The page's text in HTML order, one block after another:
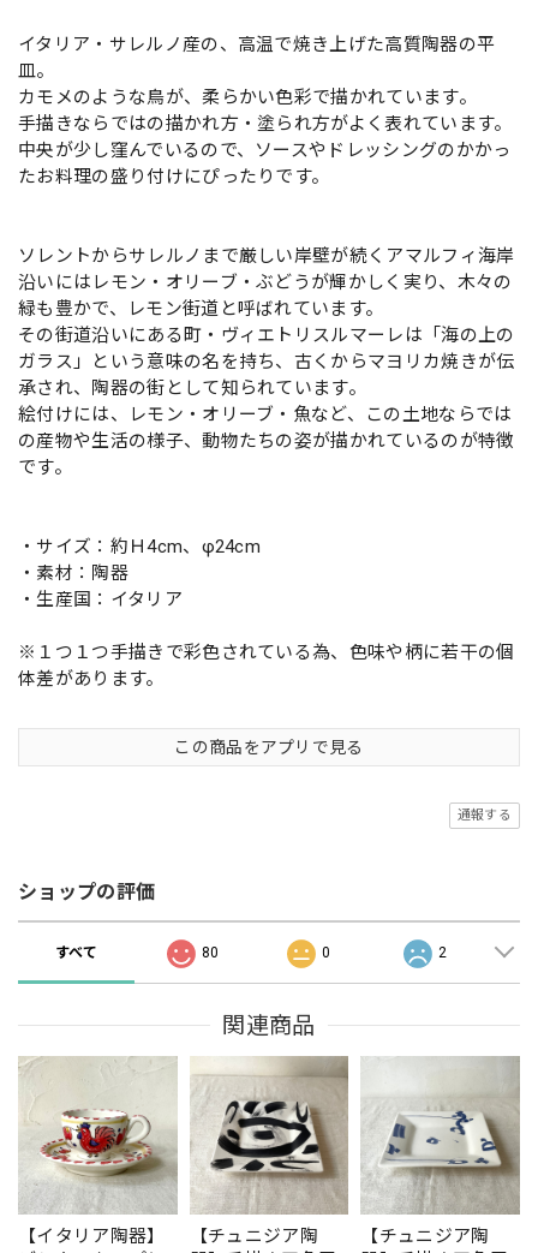
イタリア・サレルノ産の、高温で焼き上げた高質陶器の平
皿。
カモメのような鳥が、柔らかい色彩で描かれています。
手描きならではの描かれ方・塗られ方がよく表れています。
中央が少し窪んでいるので、ソースやドレッシングのかかっ
たお料理の盛り付けにぴったりです。
ソレントからサレルノまで厳しい岸壁が続くアマルフィ海岸
沿いにはレモン・オリーブ・ぶどうが輝かしく実り、木々の
緑も豊かで、レモン街道と呼ばれています。
その街道沿いにある町・ヴィエトリスルマーレは「海の上の
ガラス」という意味の名を持ち、古くからマヨリカ焼きが伝
承され、陶器の街として知られています。
絵付けには、レモン・オリーブ・魚など、この土地ならでは
の産物や生活の様子、動物たちの姿が描かれているのが特徴
です。
・サイズ：約Ｈ4cm、φ24cm
・素材：陶器
・生産国：イタリア
※１つ１つ手描きで彩色されている為、色味や柄に若干の個
体差があります。
この商品をアプリで見る
通報する
ショップの評価
すべて 80 0 2
関連商品
【イタリア陶器】
【チュニジア陶
【チュニジア陶